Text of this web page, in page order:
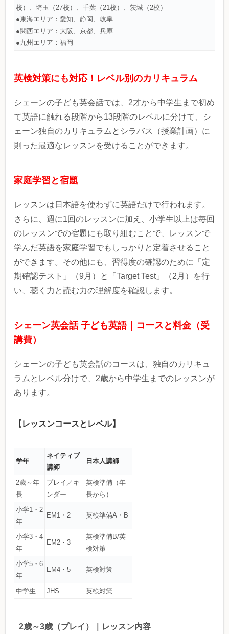
校）、埼玉（27校）、千葉（21校）、茨城（2校）
●東海エリア：愛知、静岡、岐阜
●関西エリア：大阪、京都、兵庫
●九州エリア：福岡
英検対策にも対応！レベル別のカリキュラム
シェーンの子ども英会話では、2才から中学生まで初め
て英語に触れる段階から13段階のレベルに分けて、シ
ェーン独自のカリキュラムとシラバス（授業計画）に
則った最適なレッスンを受けることができます。
家庭学習と宿題
レッスンは日本語を使わずに英語だけで行われます。
さらに、週に1回のレッスンに加え、小学生以上は毎回
のレッスンでの宿題にも取り組むことで、レッスンで
学んだ英語を家庭学習でもしっかりと定着させること
ができます。その他にも、習得度の確認のために「定
期確認テスト」（9月）と「Target Test」（2月）を行
い、聴く力と読む力の理解度を確認します。
シェーン英会話 子ども英語｜コースと料金（受
講費）
シェーンの子ども英会話のコースは、独⾃のカリキュ
ラムとレベル分けで、2歳から中学⽣までのレッスンが
あります。
【レッスンコースとレベル】
学年
ネイティブ
講師
日本人講師
2歳～年
長
プレイ／キ
ンダー
英検準備（年
長から）
小学1・2
年
EM1・2 英検準備A・B
小学3・4
年
EM2・3
英検準備B/英
検対策
小学5・6
年
EM4・5 英検対策
中学生 JHS 英検対策
2歳～3歳（プレイ）｜レッスン内容